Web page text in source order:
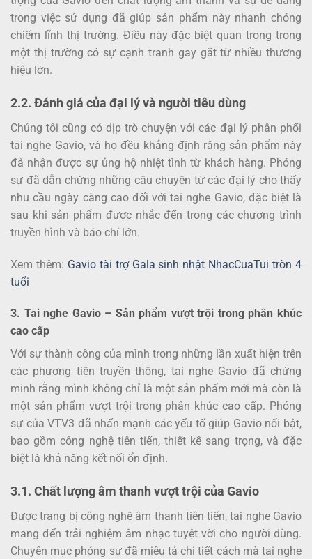
trong việc sử dụng đã giúp sản phẩm này nhanh chóng
chiếm lĩnh thị trường. Điều này đặc biệt quan trọng trong
một thị trường có sự cạnh tranh gay gắt từ nhiều thương
hiệu lớn.
2.2. Đánh giá của đại lý và người tiêu dùng
Chúng tôi cũng có dịp trò chuyện với các đại lý phân phối
tai nghe Gavio, và họ đều khẳng định rằng sản phẩm này
đã nhận được sự ủng hộ nhiệt tình từ khách hàng. Phóng
sự đã dẫn chứng những câu chuyện từ các đại lý cho thấy
nhu cầu ngày càng cao đối với tai nghe Gavio, đặc biệt là
sau khi sản phẩm được nhắc đến trong các chương trình
truyền hình và báo chí lớn.
Xem thêm: Gavio tài trợ Gala sinh nhật NhacCuaTui tròn 4
tuổi
3. Tai nghe Gavio – Sản phẩm vượt trội trong phân khúc
cao cấp
Với sự thành công của mình trong những lần xuất hiện trên
các phương tiện truyền thông, tai nghe Gavio đã chứng
minh rằng mình không chỉ là một sản phẩm mới mà còn là
một sản phẩm vượt trội trong phân khúc cao cấp. Phóng
sự của VTV3 đã nhấn mạnh các yếu tố giúp Gavio nổi bật,
bao gồm công nghệ tiên tiến, thiết kế sang trọng, và đặc
biệt là khả năng kết nối ổn định.
3.1. Chất lượng âm thanh vượt trội của Gavio
Được trang bị công nghệ âm thanh tiên tiến, tai nghe Gavio
mang đến trải nghiệm âm nhạc tuyệt vời cho người dùng.
Chuyên mục phóng sự đã miêu tả chi tiết cách mà tai nghe